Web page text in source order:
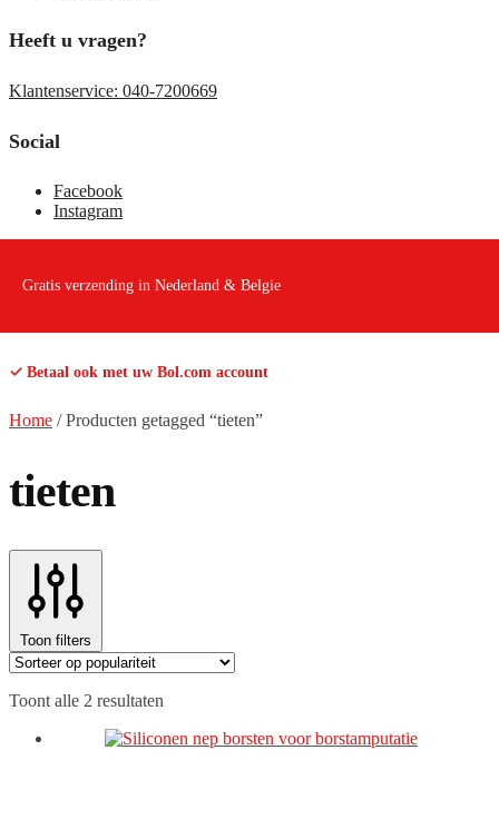
Heeft u vragen?
Klantenservice: 040-7200669
Social
Facebook
Instagram
Gratis verzending in Nederland & Belgie
✓ Betaal ook met uw Bol.com account
Home /Producten getagged “tieten”
tieten
Toon filters
Toont alle 2 resultaten
populariteit